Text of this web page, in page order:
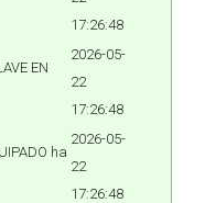
17:26:48
EN
2026-05-
22
17:26:48
ha
2026-05-
22
17:26:48